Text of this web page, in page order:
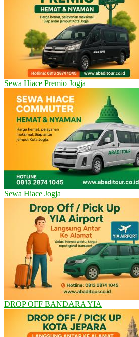
Sewa Hiace Premio Jogja
Sewa Hiace Jogja
DROP OFF BANDARA YIA